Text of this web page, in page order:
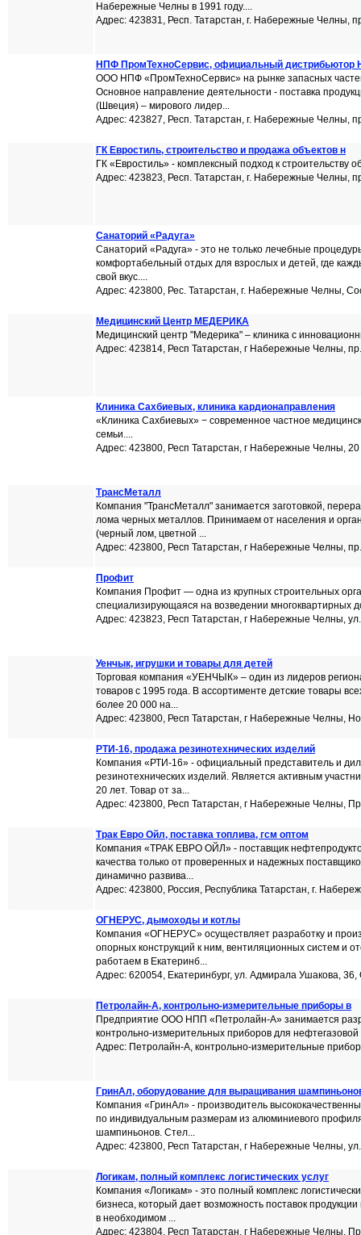
Набережные Челны в 1991 году....
Адрес: 423831, Респ. Татарстан, г. Набережные Челны,
НПФ ПромТехноСервис, официальный дистрибьютор
ООО НПФ «ПромТехноСервис» на рынке запасных
Основное направление деятельности - поставка
(Швеция) – мирового лидер...
Адрес: 423827, Респ. Татарстан, г. Набережные Челны,
ГК Евростиль, строительство и продажа объектов н
ГК «Евростиль» - комплексный подход к строительству
Адрес: 423823, Респ. Татарстан, г. Набережные Челны,
Санаторий «Радуга»
Санаторий «Радуга» - это не только лечебные
комфортабельный отдых для взрослых и детей, где
свой вкус....
Адрес: 423800, Рес. Татарстан, г. Набережные Челны,
Медицинский Центр МЕДЕРИКА
Медицинский центр "Медерика" – клиника с
Адрес: 423814, Респ Татарстан, г Набережные Челны,
Клиника Сахбиевых, клиника кардионаправления
«Клиника Сахбиевых» − современное частное
семьи....
Адрес: 423800, Респ Татарстан, г Набережные Челны, 20
ТрансМеталл
Компания "ТрансМеталл" занимается заготовкой,
лома черных металлов. Принимаем от населения и
(черный лом, цветной ...
Адрес: 423800, Респ Татарстан, г Набережные Челны,
Профит
Компания Профит — одна из крупных строительных
специализирующаяся на возведении многоквартирных
Адрес: 423823, Респ Татарстан, г Набережные Челны,
Уенчык, игрушки и товары для детей
Торговая компания «УЕНЧЫК» – один из лидеров
товаров с 1995 года. В ассортименте детские товары
более 20 000 на...
Адрес: 423800, Респ Татарстан, г Набережные Челны,
РТИ-16, продажа резинотехнических изделий
Компания «РТИ-16» - официальный представитель и
резинотехнических изделий. Является активным
20 лет. Товар от за...
Адрес: 423800, Респ Татарстан, г Набережные Челны,
Трак Евро Ойл, поставка топлива, гсм оптом
Компания «ТРАК ЕВРО ОЙЛ» - поставщик
качества только от проверенных и надежных
динамично развива...
Адрес: 423800, Россия, Республика Татарстан, г.
ОГНЕРУС, дымоходы и котлы
Компания «ОГНЕРУС» осуществляет разработку и
опорных конструкций к ним, вентиляционных систем и
работаем в Екатеринб...
Адрес: 620054, Екатеринбург, ул. Адмирала Ушакова,
Петролайн-А, контрольно-измерительные приборы в
Предприятие ООО НПП «Петролайн-А» занимается
контрольно-измерительных приборов для
Адрес: Петролайн-А, контрольно-измерительные
ГринАл, оборудование для выращивания
Компания «ГринАл» - производитель
по индивидуальным размерам из алюминиевого
шампиньонов. Стел...
Адрес: 423800, Респ Татарстан, г Набережные Челны,
Логикам, полный комплекс логистических услуг
Компания «Логикам» - это полный комплекс
бизнеса, который дает возможность поставок
в необходимом ...
Адрес: 423804, Респ Татарстан, г Набережные Челны,